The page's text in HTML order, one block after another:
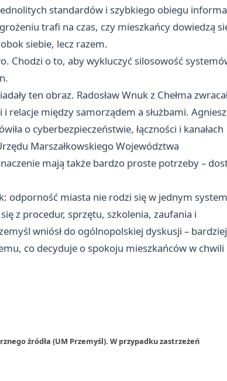
standardów i szybkiego obiegu
trafi na czas, czy mieszkańcy dowiedzą
siebie, lecz razem.
Chodzi o to, aby wykluczyć silosowość
ten obraz. Radosław Wnuk z Chełma
relacje między samorządem a służbami.
o cyberbezpieczeństwie, łączności i kanałach
Marszałkowskiego Województwa
mają także bardzo proste potrzeby –
odporność miasta nie rodzi się w jednym
z procedur, sprzętu, szkolenia, zaufania i
wniósł do ogólnopolskiej dyskusji – bardziej
co decyduje o spokoju mieszkańców w chwili
źródła (UM Przemyśl). W przypadku zastrzeżeń